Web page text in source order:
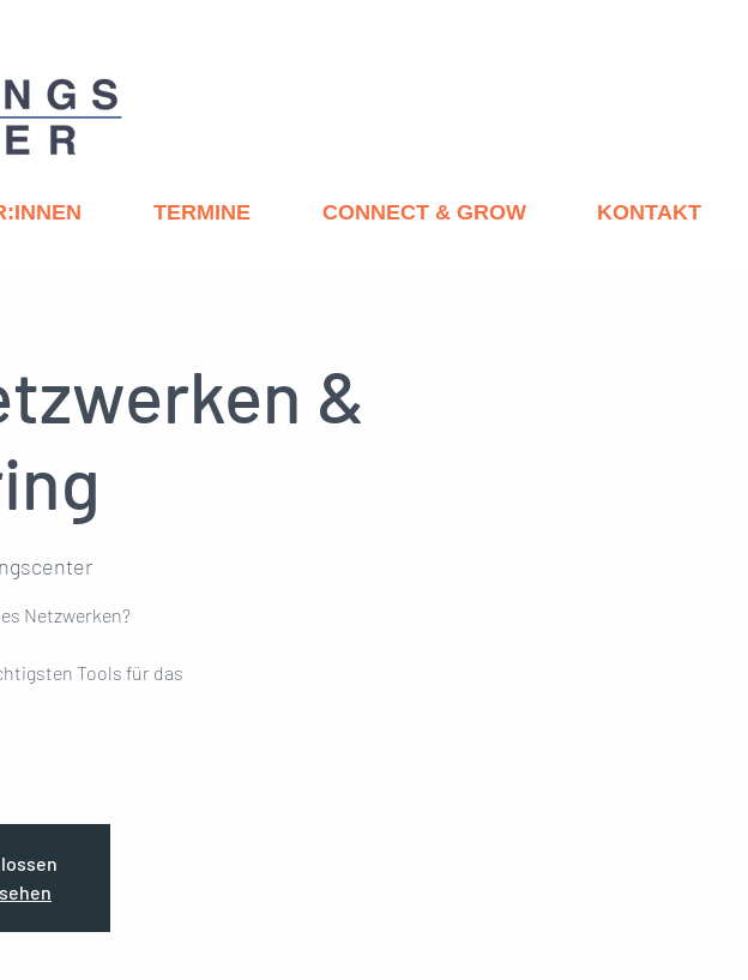
TERMINE CONNECT & GROW KONTAKT
&
Netzwerken?
Tools für das